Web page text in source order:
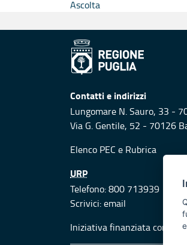
Ascolta
Contatti e indirizzi
Lungomare N. Sauro, 33 -
Via G. Gentile, 52 - 70126
Elenco PEC e Rubrica
URP
Telefono: 800 713939
Scrivici:email
Iniziativa finanziata con